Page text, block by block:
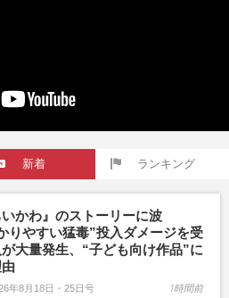
新着 ランキング
いかわ』のストーリーに波
りやすい猛毒”投入ダメージを受
大量発生、“子ども向け作品”に
年8月18日・25日号 1時間前